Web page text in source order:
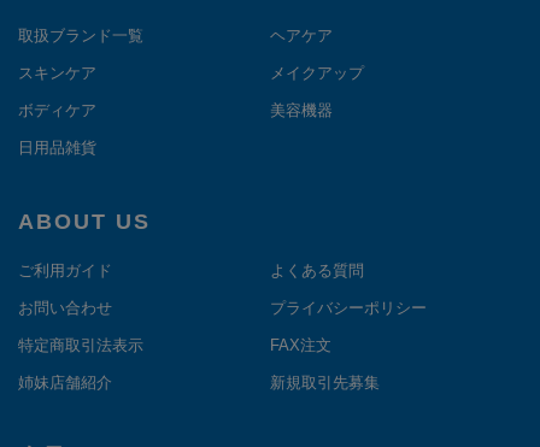
取扱ブランド一覧 ヘアケア
スキンケア メイクアップ
ボディケア 美容機器
日用品雑貨
ABOUT US
ご利用ガイド よくある質問
お問い合わせ プライバシーポリシー
特定商取引法表示 FAX注文
姉妹店舗紹介 新規取引先募集